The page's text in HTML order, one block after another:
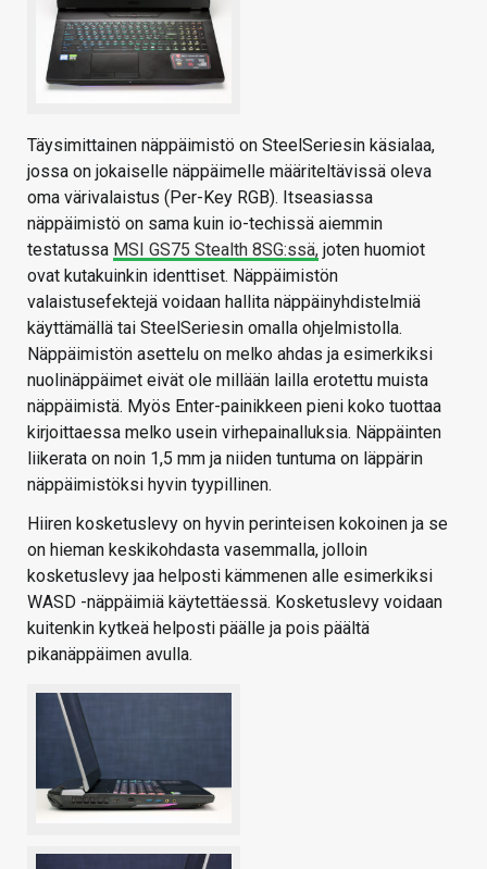
Täysimittainen näppäimistö on SteelSeriesin käsialaa,
jossa on jokaiselle näppäimelle määriteltävissä oleva
oma värivalaistus (Per-Key RGB). Itseasiassa
näppäimistö on sama kuin io-techissä aiemmin
testatussa MSI GS75 Stealth 8SG:ssä, joten huomiot
ovat kutakuinkin identtiset. Näppäimistön
valaistusefektejä voidaan hallita näppäinyhdistelmiä
käyttämällä tai SteelSeriesin omalla ohjelmistolla.
Näppäimistön asettelu on melko ahdas ja esimerkiksi
nuolinäppäimet eivät ole millään lailla erotettu muista
näppäimistä. Myös Enter-painikkeen pieni koko tuottaa
kirjoittaessa melko usein virhepainalluksia. Näppäinten
liikerata on noin 1,5 mm ja niiden tuntuma on läppärin
näppäimistöksi hyvin tyypillinen.
Hiiren kosketuslevy on hyvin perinteisen kokoinen ja se
on hieman keskikohdasta vasemmalla, jolloin
kosketuslevy jaa helposti kämmenen alle esimerkiksi
WASD -näppäimiä käytettäessä. Kosketuslevy voidaan
kuitenkin kytkeä helposti päälle ja pois päältä
pikanäppäimen avulla.